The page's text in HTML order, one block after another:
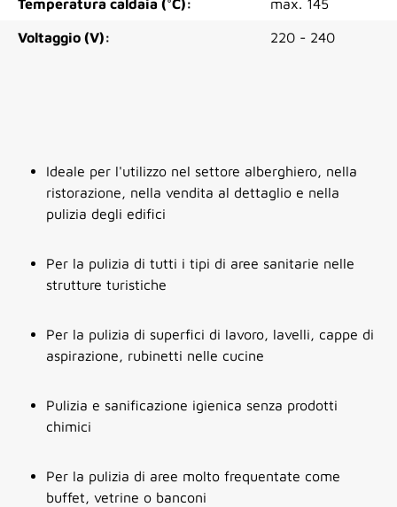
Temperatura caldaia (°C): max. 145
Voltaggio (V): 220 - 240
Ideale per l'utilizzo nel settore alberghiero, nella
ristorazione, nella vendita al dettaglio e nella
pulizia degli edifici
Per la pulizia di tutti i tipi di aree sanitarie nelle
strutture turistiche
Per la pulizia di superfici di lavoro, lavelli, cappe di
aspirazione, rubinetti nelle cucine
Pulizia e sanificazione igienica senza prodotti
chimici
Per la pulizia di aree molto frequentate come
buffet, vetrine o banconi